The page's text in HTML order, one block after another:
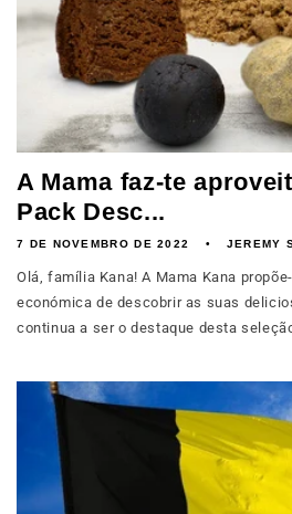
A Mama faz-te
Pack Desc...
7 DE NOVEMBRO DE 2022 JEREMY
Olá, família Kana! A Mama Kana
económica de descobrir as suas
continua a ser o destaque desta